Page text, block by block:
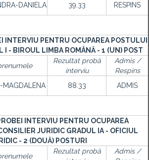
DANIELA 39.33 RESPINS
INTERVIU PENTRU OCUPAREA POSTULUI
I - BIROUL LIMBA ROMÂNĂ - 1 (UN) POST
Rezultat probă
interviu
Admis /
Respins
MAGDALENA 88.33 ADMIS
INTERVIU PENTRU OCUPAREA
JURIDIC GRADUL IA - OFICIUL
- 2 (DOUĂ) POSTURI
Rezultat probă
Admis /